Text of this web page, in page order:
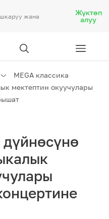
жана
Жүктөп
алуу
Роуминг
MEGA классика
мектептин окуучулары
дүйнөсүнө